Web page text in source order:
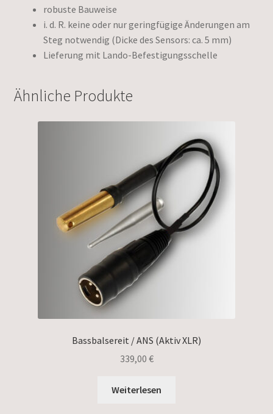
robuste Bauweise
i. d. R. keine oder nur geringfügige Änderungen am
Steg notwendig (Dicke des Sensors: ca. 5 mm)
Lieferung mit Lando-Befestigungsschelle
Ähnliche Produkte
Bassbalsereit / ANS (Aktiv XLR)
339,00 €
Weiterlesen